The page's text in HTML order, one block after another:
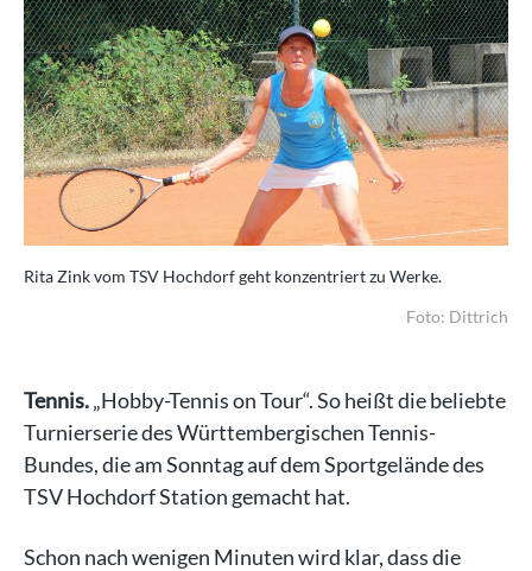
Rita Zink vom TSV Hochdorf geht konzentriert zu Werke.
Foto: Dittrich
Tennis.„Hobby-Tennis on Tour“. So heißt die beliebte
Turnierserie des Württembergischen Tennis-
Bundes, die am Sonntag auf dem Sportgelände des
TSV Hochdorf Station gemacht hat.
Schon nach wenigen Minuten wird klar, dass die